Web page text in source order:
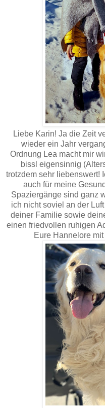
Liebe Karin! Ja die Zeit
wieder ein Jahr
Ordnung Lea macht mir
bissl eigensinnig
trotzdem sehr liebenswert!
auch für meine
Spaziergänge sind ganz
ich nicht soviel an der
deiner Familie sowie
einen friedvollen ruhigen
Eure Hannelore mit